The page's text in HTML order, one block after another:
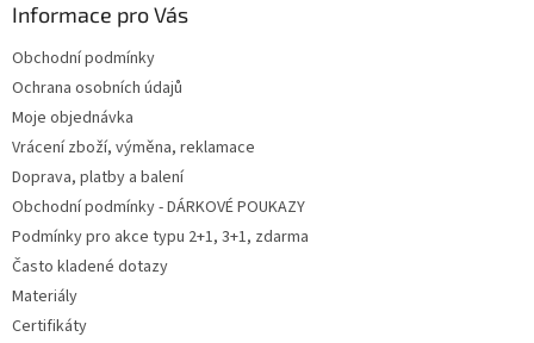
Informace pro Vás
Obchodní podmínky
Ochrana osobních údajů
Moje objednávka
Vrácení zboží, výměna, reklamace
Doprava, platby a balení
Obchodní podmínky - DÁRKOVÉ POUKAZY
Podmínky pro akce typu 2+1, 3+1, zdarma
Často kladené dotazy
Materiály
Certifikáty